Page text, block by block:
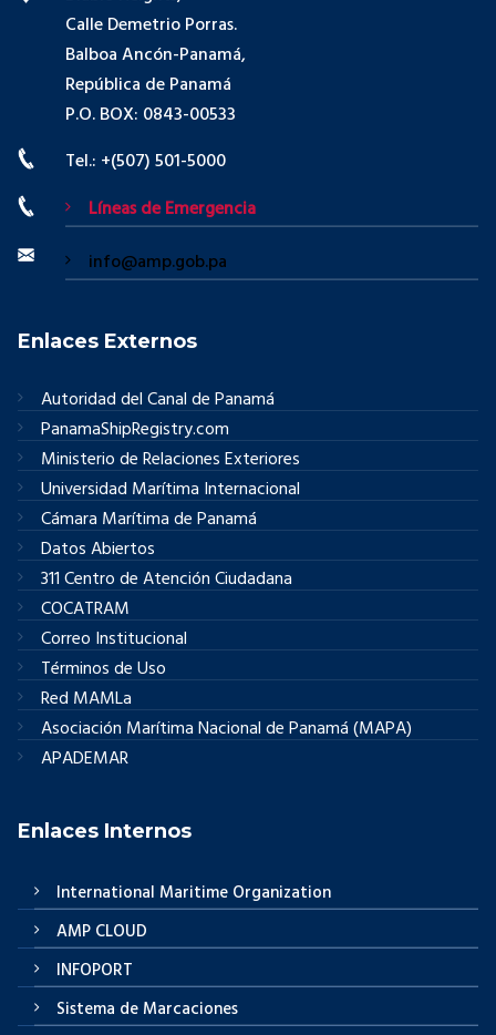
Calle Demetrio Porras.
Balboa Ancón-Panamá,
República de Panamá
P.O. BOX: 0843-00533
Tel.: +(507) 501-5000
Líneas de Emergencia
info@amp.gob.pa
Enlaces Externos
Autoridad del Canal de Panamá
PanamaShipRegistry.com
Ministerio de Relaciones Exteriores
Universidad Marítima Internacional
Cámara Marítima de Panamá
Datos Abiertos
311 Centro de Atención Ciudadana
COCATRAM
Correo Institucional
Términos de Uso
Red MAMLa
Asociación Marítima Nacional de Panamá (MAPA)
APADEMAR
Enlaces Internos
International Maritime Organization
AMP CLOUD
INFOPORT
Sistema de Marcaciones